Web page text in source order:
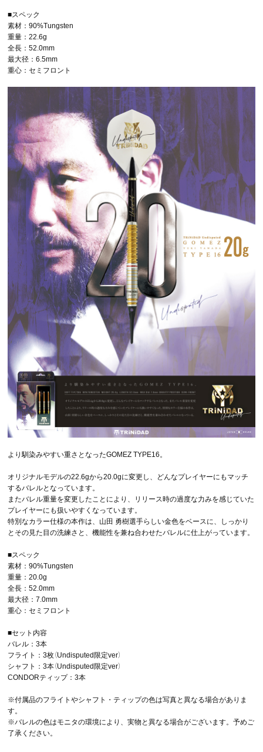
■スペック
素材：90%Tungsten
重量：22.6g
全長：52.0mm
最大径：6.5mm
重心：セミフロント
より馴染みやすい重さとなったGOMEZ TYPE16。
オリジナルモデルの22.6gから20.0gに変更し、どんなプレイヤーにもマッチ
するバレルとなっています。
またバレル重量を変更したことにより、リリース時の過度な力みを感じていた
プレイヤーにも扱いやすくなっています。
特別なカラー仕様の本作は、山田 勇樹選手らしい金色をベースに、しっかり
とその見た目の洗練さと、機能性を兼ね合わせたバレルに仕上がっています。
■スペック
素材：90%Tungsten
重量：20.0g
全長：52.0mm
最大径：7.0mm
重心：セミフロント
■セット内容
バレル：3本
フライト：3枚（Undisputed限定ver）
シャフト：3本（Undisputed限定ver）
CONDORティップ：3本
※付属品のフライトやシャフト・ティップの色は写真と異なる場合がありま
す。
※バレルの色はモニタの環境により、実物と異なる場合がございます。予めご
了承ください。